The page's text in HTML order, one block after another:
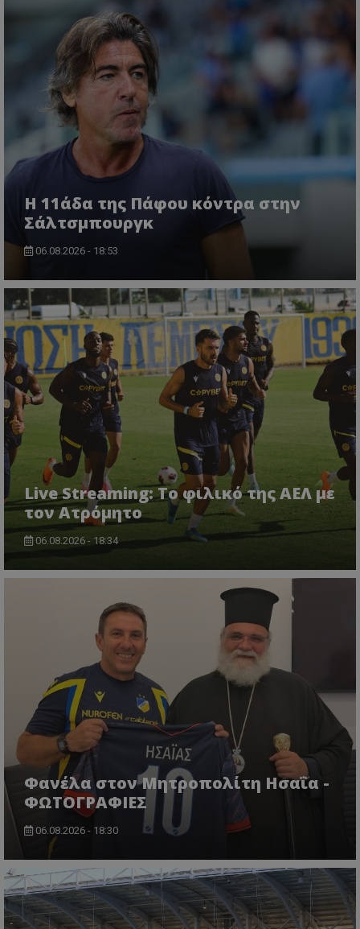
Η 11άδα της Πάφου κόντρα στην
Σάλτσμπουργκ
06.08.2026 - 18:53
Live Streaming: Το φιλικό της ΑΕΛ με
τον Ατρόμητο
06.08.2026 - 18:34
Φανέλα στον Μητροπολίτη Ησαΐα -
ΦΩΤΟΓΡΑΦΙΕΣ
06.08.2026 - 18:30